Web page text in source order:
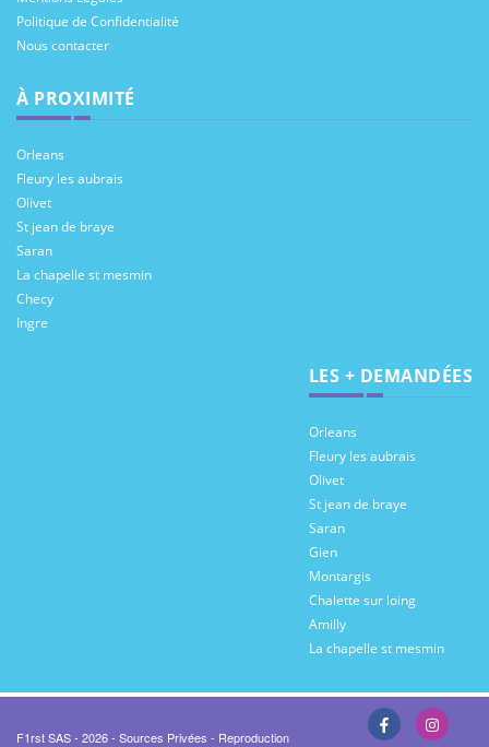
Politique de Confidentialité
Nous contacter
À PROXIMITÉ
Orleans
Fleury les aubrais
Olivet
St jean de braye
Saran
La chapelle st mesmin
Checy
Ingre
LES + DEMANDÉES
Orleans
Fleury les aubrais
Olivet
St jean de braye
Saran
Gien
Montargis
Chalette sur loing
Amilly
La chapelle st mesmin
F1rst SAS - 2026 - Sources Privées - Reproduction